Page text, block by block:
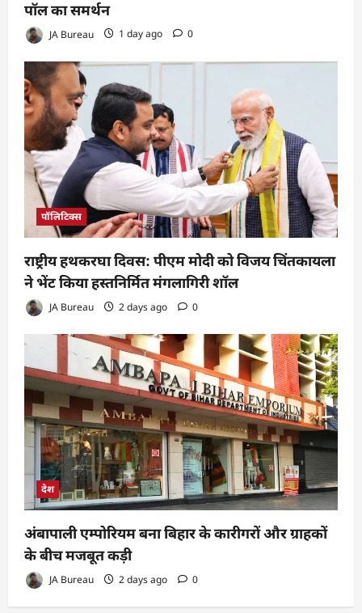
पॉल का समर्थन
JA Bureau 1 day ago 0
पॉलिटिक्स
राष्ट्रीय हथकरघा दिवस: पीएम मोदी को विजय चिंतकायला
ने भेंट किया हस्तनिर्मित मंगलागिरी शॉल
JA Bureau 2 days ago 0
देश
अंबापाली एम्पोरियम बना बिहार के कारीगरों और ग्राहकों
के बीच मजबूत कड़ी
JA Bureau 2 days ago 0